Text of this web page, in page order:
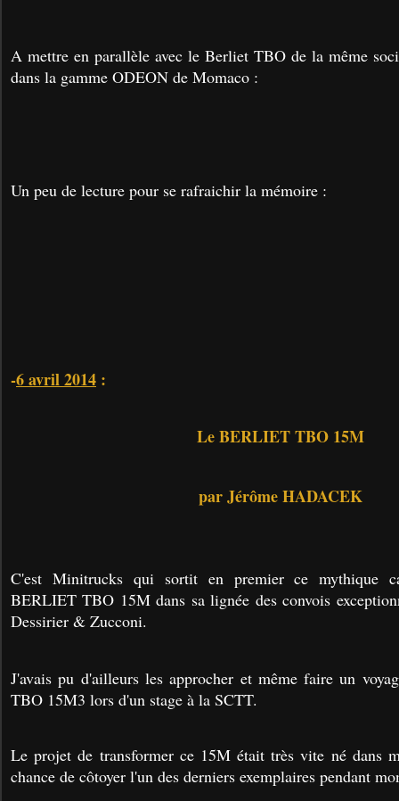
A mettre en parallèle avec le Berliet TBO de la même
dans la gamme ODEON de Momaco :
Un peu de lecture pour se rafraichir la mémoire :
-6 avril 2014 :
Le BERLIET TBO 15M
par Jérôme HADACEK
C'est Minitrucks qui sortit en premier ce mythique
BERLIET TBO 15M dans sa lignée des convois
Dessirier & Zucconi.
J'avais pu d'ailleurs les approcher et même faire un
TBO 15M3 lors d'un stage à la SCTT.
Le projet de transformer ce 15M était très vite né dans
chance de côtoyer l'un des derniers exemplaires pendant